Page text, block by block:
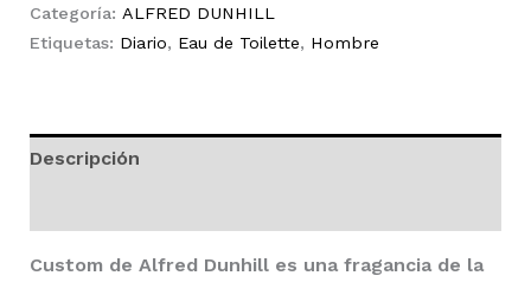
EDT
Hombre
Categoría: ALFRED DUNHILL
Etiquetas: Diario, Eau de Toilette, Hombre
Descripción
Customde Alfred Dunhilles una fragancia de la